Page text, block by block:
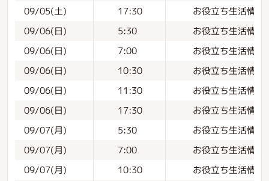
09/05(土) 17:30 お役立ち生活情報
09/06(日) 5:30 お役立ち生活情報
09/06(日) 7:00 お役立ち生活情報
09/06(日) 10:30 お役立ち生活情報
09/06(日) 11:30 お役立ち生活情報
09/06(日) 17:30 お役立ち生活情報
09/07(月) 5:30 お役立ち生活情報
09/07(月) 7:00 お役立ち生活情報
09/07(月) 10:30 お役立ち生活情報